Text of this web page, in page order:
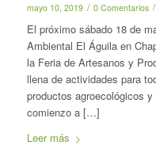
mayo 10, 2019 / 0 Comentarios /
El próximo sábado 18 de
Ambiental El Águila en
la Feria de Artesanos y
llena de actividades para
productos agroecológicos
comienzo a […]
Leer más